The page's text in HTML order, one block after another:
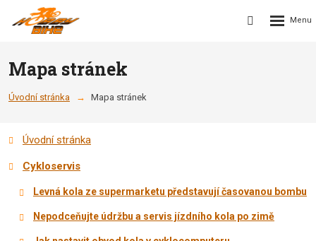
Vyhledávání
Rozbalení
Mapa stránek
Úvodní stránka Mapa stránek
Úvodní stránka
Cykloservis
Levná kola ze supermarketu představují časovanou bombu
Nepodceňujte údržbu a servis jízdního kola po zimě